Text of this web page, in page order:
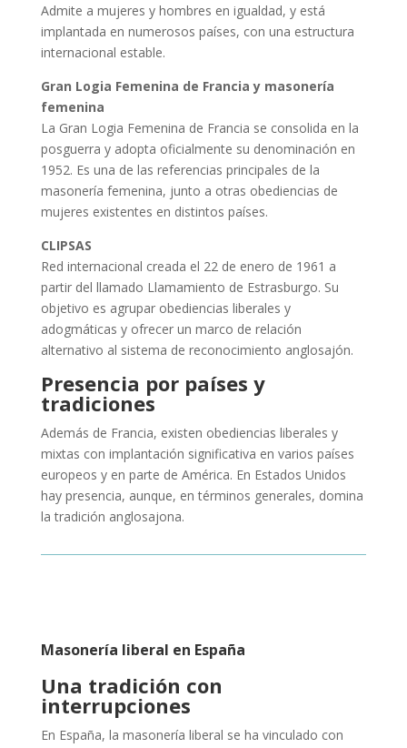
Admite a mujeres y hombres en igualdad, y está
implantada en numerosos países, con una estructura
internacional estable.
Gran Logia Femenina de Francia y masonería
femenina
La Gran Logia Femenina de Francia se consolida en la
posguerra y adopta oficialmente su denominación en
1952. Es una de las referencias principales de la
masonería femenina, junto a otras obediencias de
mujeres existentes en distintos países.
CLIPSAS
Red internacional creada el 22 de enero de 1961 a
partir del llamado Llamamiento de Estrasburgo. Su
objetivo es agrupar obediencias liberales y
adogmáticas y ofrecer un marco de relación
alternativo al sistema de reconocimiento anglosajón.
Presencia por países y
tradiciones
Además de Francia, existen obediencias liberales y
mixtas con implantación significativa en varios países
europeos y en parte de América. En Estados Unidos
hay presencia, aunque, en términos generales, domina
la tradición anglosajona.
Masonería liberal en España
Una tradición con
interrupciones
En España, la masonería liberal se ha vinculado con